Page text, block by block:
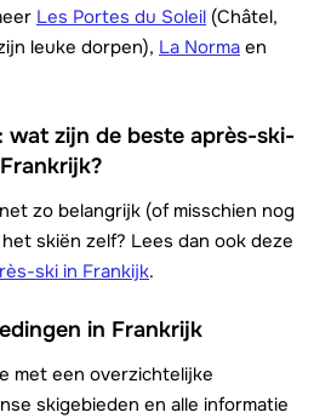
Les Portes du Soleil (Châtel,
leuke dorpen), La Norma en
wat zijn de beste après-ski-
zo belangrijk (of misschien nog
skiën zelf? Lees dan ook deze
ski in Frankijk.
in Frankrijk
met een overzichtelijke
skigebieden en alle informatie